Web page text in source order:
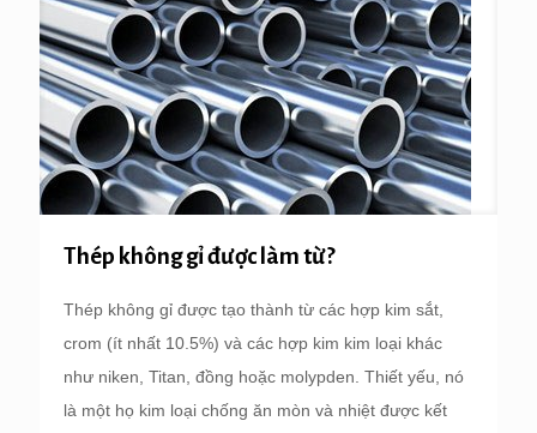
Thép không gỉ được làm từ?
Thép không gỉ được tạo thành từ các hợp kim sắt,
crom (ít nhất 10.5%) và các hợp kim kim loại khác
như niken, Titan, đồng hoặc molypden. Thiết yếu, nó
là một họ kim loại chống ăn mòn và nhiệt được kết